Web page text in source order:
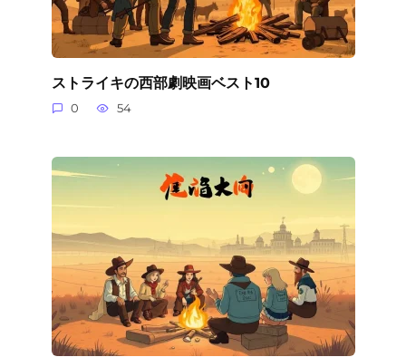
ストライキの西部劇映画ベスト10
0 54